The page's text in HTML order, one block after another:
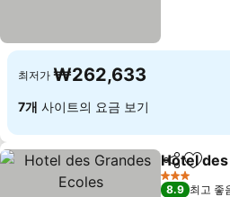
최저가 ₩262,633
7개 사이트의 요금 보기
공유 즐겨
Hotel
3 성급
8.9 최고 좋